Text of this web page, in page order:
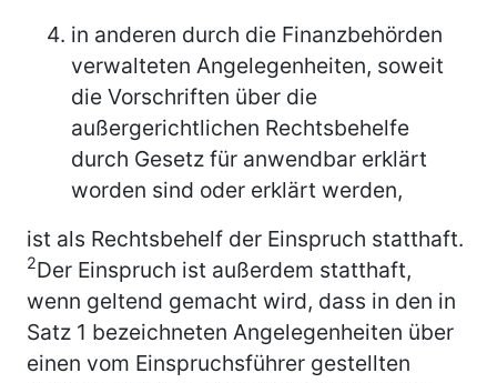
in anderen durch die Finanzbehörden
verwalteten Angelegenheiten, soweit
die Vorschriften über die
außergerichtlichen Rechtsbehelfe
durch Gesetz für anwendbar erklärt
worden sind oder erklärt werden,
ist als Rechtsbehelf der Einspruch statthaft.
2Der Einspruch ist außerdem statthaft,
wenn geltend gemacht wird, dass in den in
Satz 1 bezeichneten Angelegenheiten über
einen vom Einspruchsführer gestellten